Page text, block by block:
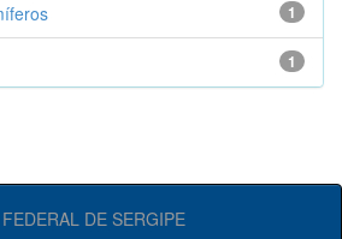
1
1
DE SERGIPE